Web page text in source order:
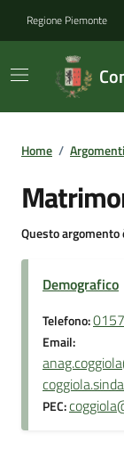
Regione Piemonte
Home / Argomenti
Questo argomento
Demografico
Telefono:
Email:
PEC: